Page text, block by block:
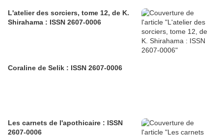
L'atelier des sorciers, tome 12, de K.
Shirahama : ISSN 2607-0006
Coraline de Selik : ISSN 2607-0006
Les carnets de l'apothicaire : ISSN
2607-0006